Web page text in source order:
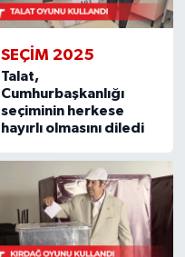
SEÇIM 2025
Talat,
Cumhurbaşkanlığı
seçiminin herkese
hayırlı olmasını diledi